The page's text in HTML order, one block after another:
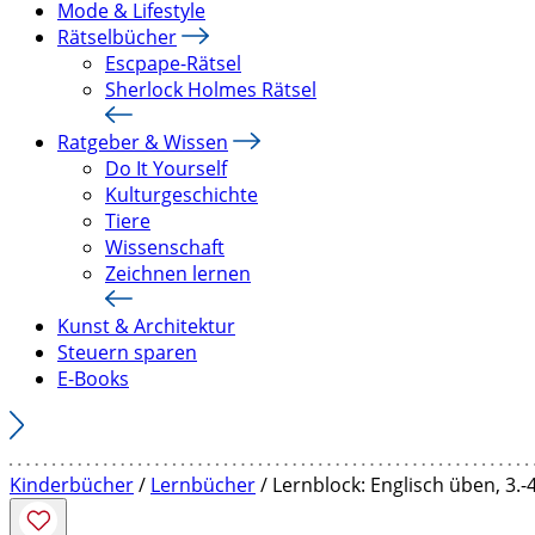
Mode & Lifestyle
Rätselbücher
Escpape-Rätsel
Sherlock Holmes Rätsel
Ratgeber & Wissen
Do It Yourself
Kulturgeschichte
Tiere
Wissenschaft
Zeichnen lernen
Kunst & Architektur
Steuern sparen
E-Books
Kinderbücher/ Lernbücher/ Lernblock: Englisch üben, 3.-